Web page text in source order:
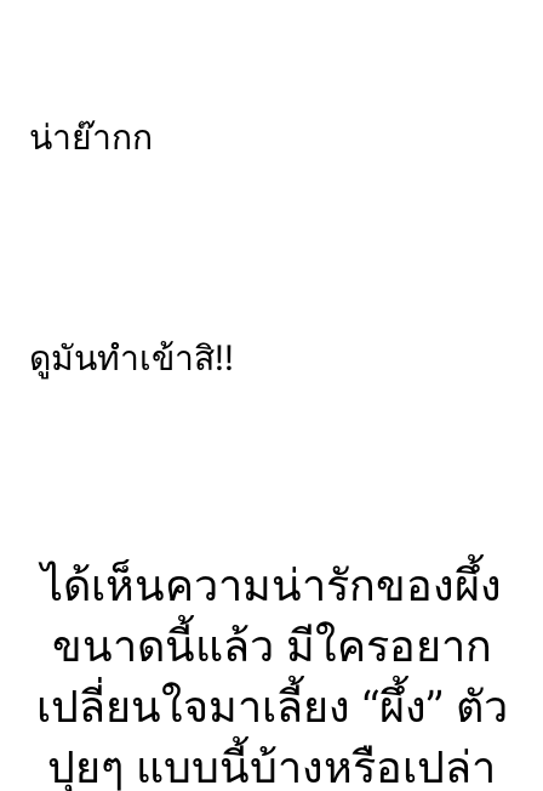
น่าย๊ากก
ดูมันทำเข้าสิ!!
ได้เห็นความน่ารักของผึ้ง
ขนาดนี้แล้ว มีใครอยาก
เปลี่ยนใจมาเลี้ยง “ผึ้ง” ตัว
ปุยๆ แบบนี้บ้างหรือเปล่า